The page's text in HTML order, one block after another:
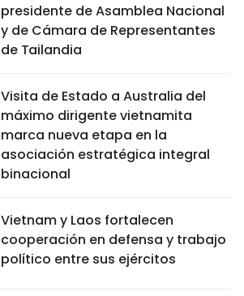
presidente de Asamblea Nacional
y de Cámara de Representantes
de Tailandia
Visita de Estado a Australia del
máximo dirigente vietnamita
marca nueva etapa en la
asociación estratégica integral
binacional
Vietnam y Laos fortalecen
cooperación en defensa y trabajo
político entre sus ejércitos